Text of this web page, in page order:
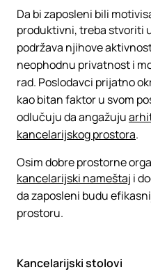
Da bi zaposleni bili
produktivni, treba stvoriti
podržava njihove
neophodnu privatnost i
rad. Poslodavci prijatno
kao bitan faktor u svom
odlučuju da angažuju
kancelarijskog prostora.
Osim dobre prostorne
kancelarijski nameštaj i
da zaposleni budu
prostoru.
Kancelarijski stolovi